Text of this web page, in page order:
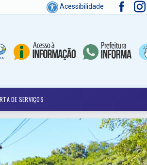
Acessibilidade
DE SERVIÇOS